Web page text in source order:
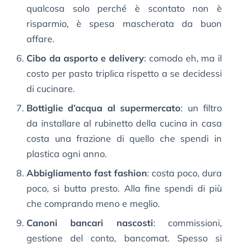
qualcosa solo perché è scontato non è
risparmio, è spesa mascherata da buon
affare.
Cibo da asporto e delivery: comodo eh, ma il
costo per pasto triplica rispetto a se decidessi
di cucinare.
Bottiglie d’acqua al supermercato: un filtro
da installare al rubinetto della cucina in casa
costa una frazione di quello che spendi in
plastica ogni anno.
Abbigliamento fast fashion: costa poco, dura
poco, si butta presto. Alla fine spendi di più
che comprando meno e meglio.
Canoni bancari nascosti: commissioni,
gestione del conto, bancomat. Spesso si